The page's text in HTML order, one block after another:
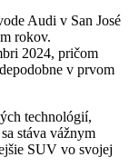
Audi v San José
rokov.
2024, pričom
v prvom
technológií,
stáva vážnym
SUV vo svojej